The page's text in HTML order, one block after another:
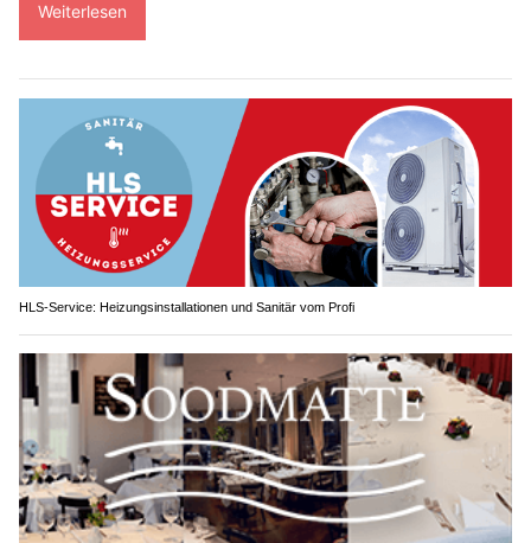
Weiterlesen
HLS-Service: Heizungsinstallationen und Sanitär vom Profi